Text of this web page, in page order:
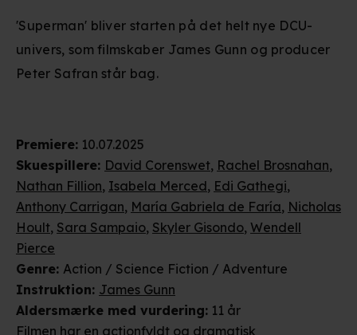
Premiere: 10.07.2025
Skuespillere: David Corenswet, Rachel Brosnahan,
Nathan Fillion, Isabela Merced, Edi Gathegi,
Anthony Carrigan, María Gabriela de Faría, Nicholas
Hoult, Sara Sampaio, Skyler Gisondo, Wendell
Pierce
Genre: Action / Science Fiction / Adventure
Instruktion: James Gunn
Aldersmærke med vurdering: 11 år
Filmen har en actionfyldt og dramatisk
'Superman' bliver starten på det helt nye DCU-
univers, som filmskaber James Gunn og producer
Peter Safran står bag.